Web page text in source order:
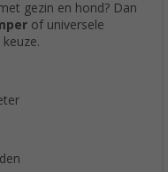
gezin en hond? Dan
of universele